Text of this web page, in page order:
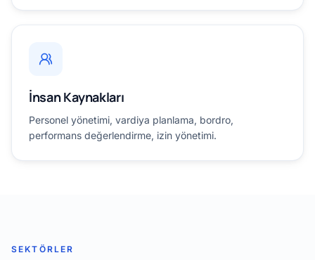
İnsan Kaynakları
Personel yönetimi, vardiya planlama, bordro,
performans değerlendirme, izin yönetimi.
SEKTÖRLER